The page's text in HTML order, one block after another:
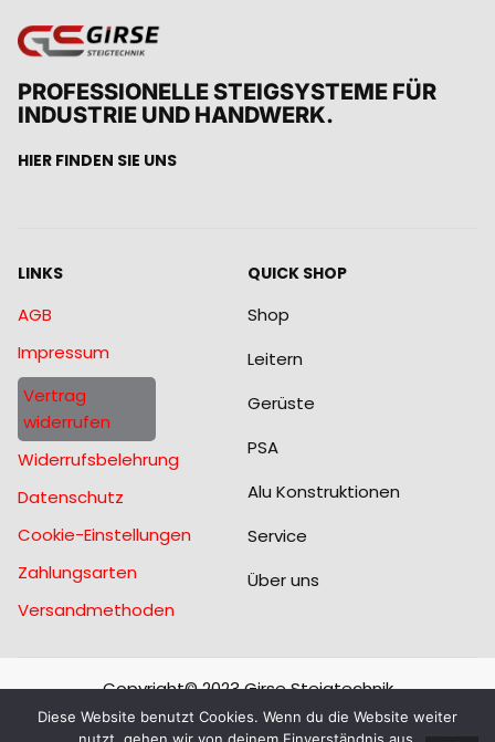
PROFESSIONELLE STEIGSYSTEME FÜR
INDUSTRIE UND HANDWERK.
HIER FINDEN SIE UNS
LINKS
AGB
Impressum
Vertrag
widerrufen
Widerrufsbelehrung
Datenschutz
Cookie-Einstellungen
Zahlungsarten
Versandmethoden
QUICK SHOP
Shop
Leitern
Gerüste
PSA
Alu Konstruktionen
Service
Über uns
Copyright© 2023 Girse Steigtechnik
Diese Website benutzt Cookies. Wenn du die Website weiter